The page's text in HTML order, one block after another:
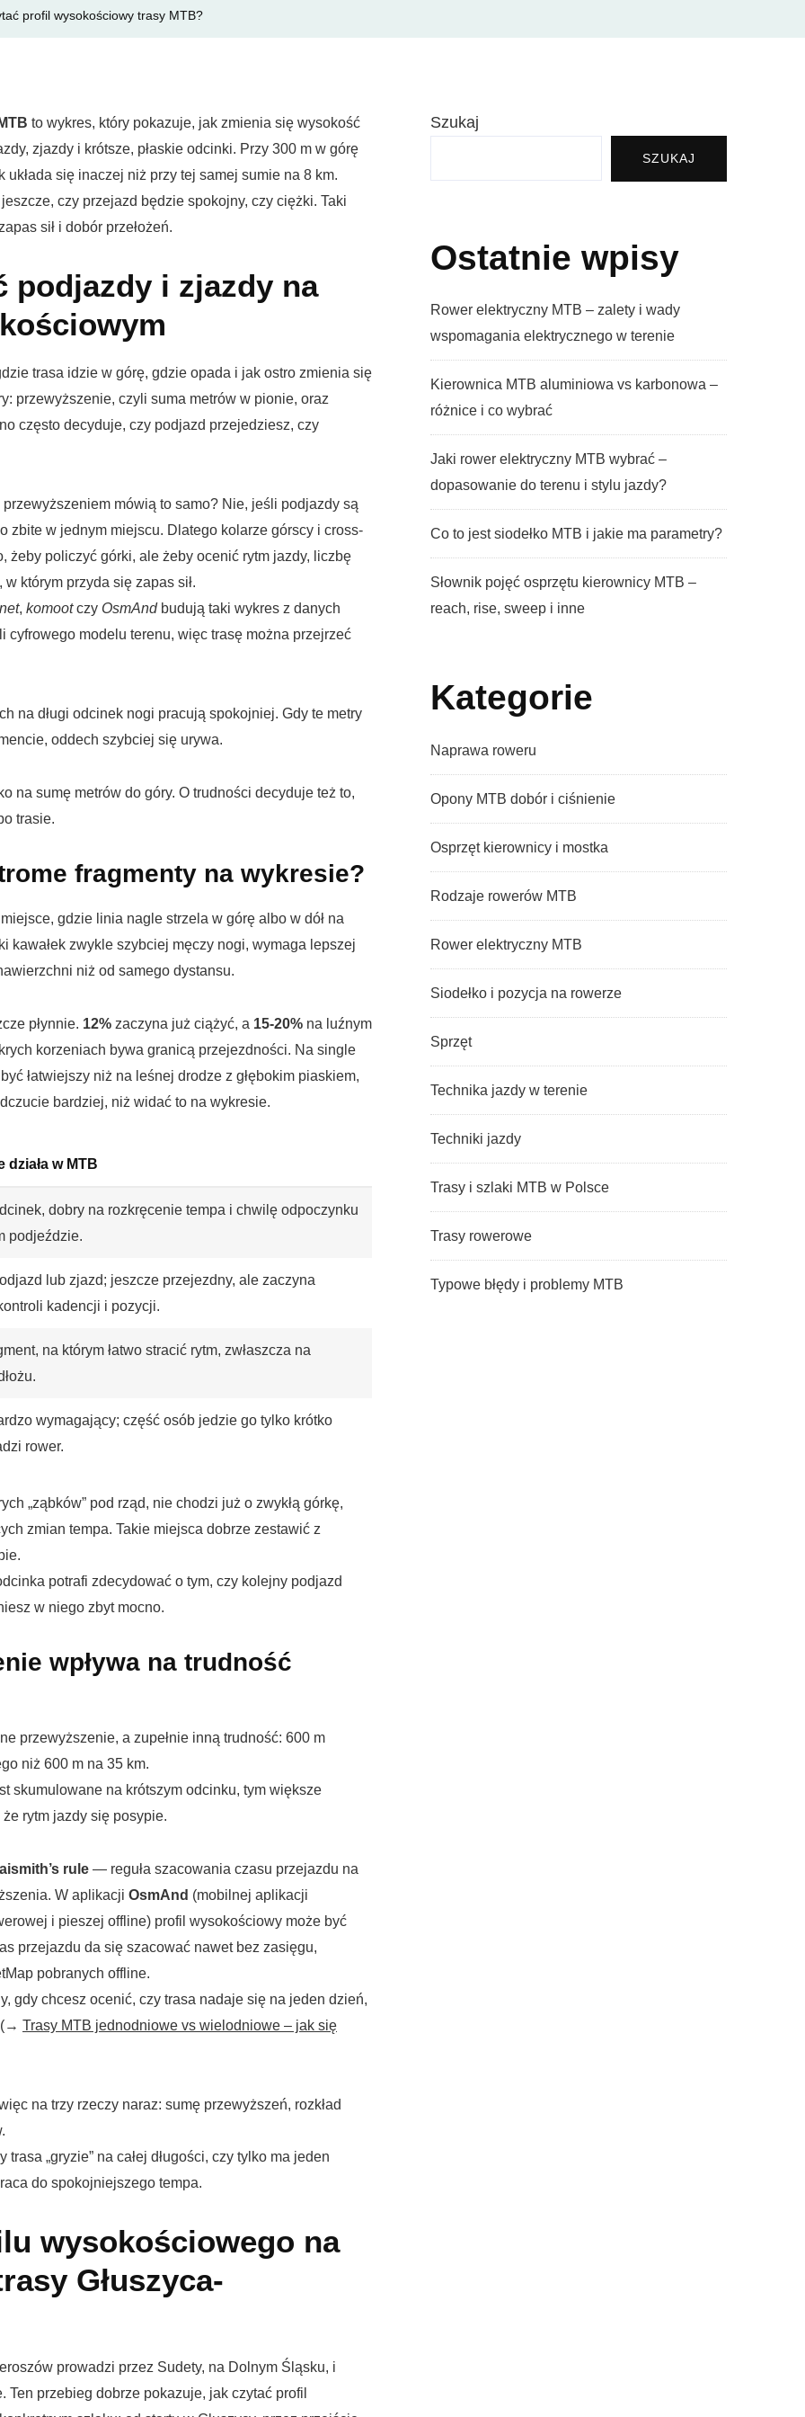
profil wysokościowy trasy MTB?
to wykres, który pokazuje, jak zmienia się wysokość
zjazdy i krótsze, płaskie odcinki. Przy 300 m w górę
układa się inaczej niż przy tej samej sumie na 8 km.
czy przejazd będzie spokojny, czy ciężki. Taki
sił i dobór przełożeń.
podjazdy i zjazdy na
trasa idzie w górę, gdzie opada i jak ostro zmienia się
przewyższenie, czyli suma metrów w pionie, oraz
często decyduje, czy podjazd przejedziesz, czy
mówią to samo? Nie, jeśli podjazdy są
zbite w jednym miejscu. Dlatego kolarze górscy i cross-
żeby policzyć górki, ale żeby ocenić rytm jazdy, liczbę
którym przyda się zapas sił.
, komootczy OsmAndbudują taki wykres z danych
cyfrowego modelu terenu, więc trasę można przejrzeć
na długi odcinek nogi pracują spokojniej. Gdy te metry
oddech szybciej się urywa.
na sumę metrów do góry. O trudności decyduje też to,
trasie.
fragmenty na wykresie?
gdzie linia nagle strzela w górę albo w dół na
kawałek zwykle szybciej męczy nogi, wymaga lepszej
niż od samego dystansu.
płynnie. 12% zaczyna już ciążyć, a 15-20% na luźnym
korzeniach bywa granicą przejezdności. Na single
łatwiejszy niż na leśnej drodze z głębokim piaskiem,
bardziej, niż widać to na wykresie.
działa w MTB
dobry na rozkręcenie tempa i chwilę odpoczynku
podjeździe.
lub zjazd; jeszcze przejezdny, ale zaczyna
kadencji i pozycji.
na którym łatwo stracić rytm, zwłaszcza na
wymagający; część osób jedzie go tylko krótko
rower.
„ząbków” pod rząd, nie chodzi już o zwykłą górkę,
zmian tempa. Takie miejsca dobrze zestawić z
potrafi zdecydować o tym, czy kolejny podjazd
w niego zbyt mocno.
wpływa na trudność
przewyższenie, a zupełnie inną trudność: 600 m
niż 600 m na 35 km.
skumulowane na krótszym odcinku, tym większe
rytm jazdy się posypie.
rule — reguła szacowania czasu przejazdu na
W aplikacji OsmAnd (mobilnej aplikacji
i pieszej offline) profil wysokościowy może być
przejazdu da się szacować nawet bez zasięgu,
pobranych offline.
gdy chcesz ocenić, czy trasa nadaje się na jeden dzień,
(→ Trasy MTB jednodniowe vs wielodniowe – jak się
na trzy rzeczy naraz: sumę przewyższeń, rozkład
„gryzie” na całej długości, czy tylko ma jeden
do spokojniejszego tempa.
wysokościowego na
Głuszyca-
prowadzi przez Sudety, na Dolnym Śląsku, i
Ten przebieg dobrze pokazuje, jak czytać profil
Szukaj
SZUKAJ
Ostatnie wpisy
Rower elektryczny MTB – zalety i wady
wspomagania elektrycznego w terenie
Kierownica MTB aluminiowa vs karbonowa –
różnice i co wybrać
Jaki rower elektryczny MTB wybrać –
dopasowanie do terenu i stylu jazdy?
Co to jest siodełko MTB i jakie ma parametry?
Słownik pojęć osprzętu kierownicy MTB –
reach, rise, sweep i inne
Kategorie
Naprawa roweru
Opony MTB dobór i ciśnienie
Osprzęt kierownicy i mostka
Rodzaje rowerów MTB
Rower elektryczny MTB
Siodełko i pozycja na rowerze
Sprzęt
Technika jazdy w terenie
Techniki jazdy
Trasy i szlaki MTB w Polsce
Trasy rowerowe
Typowe błędy i problemy MTB